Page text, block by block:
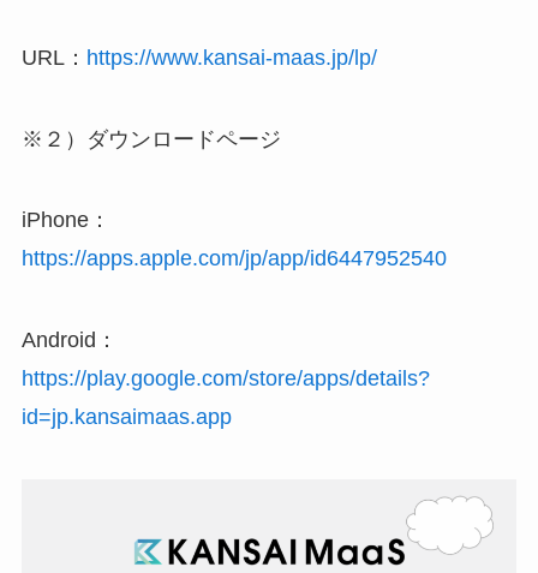
URL： https://www.kansai-maas.jp/lp/
※２）ダウンロードページ
iPhone：
https://apps.apple.com/jp/app/id6447952540
Android：
https://play.google.com/store/apps/details?
id=jp.kansaimaas.app